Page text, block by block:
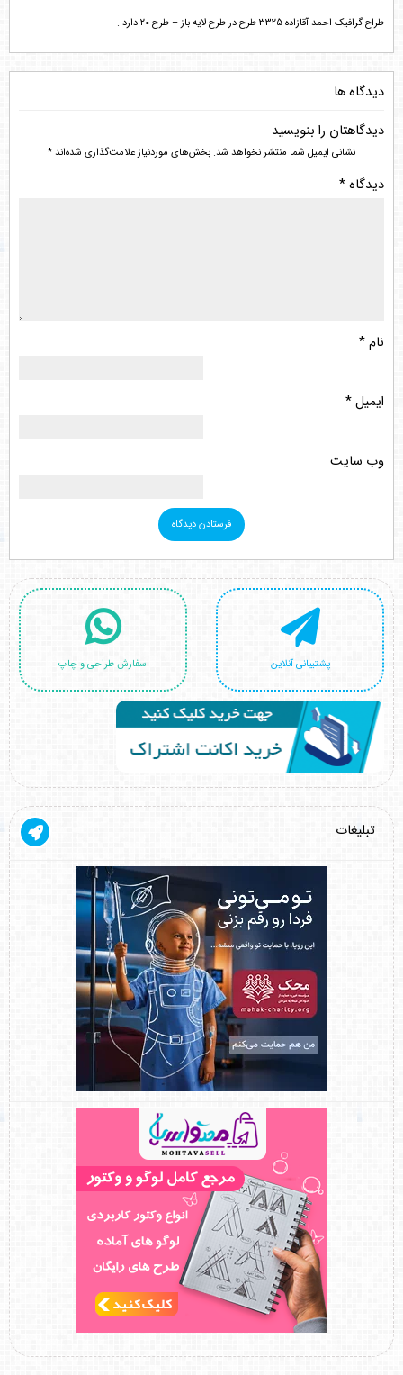
طراح گرافیک احمد آقازاده 3325 طرح در طرح لایه باز – طرح ۲۰ دارد .
دیدگاه ها
دیدگاهتان را بنویسید
نشانی ایمیل شما منتشر نخواهد شد. بخش‌های موردنیاز علامت‌گذاری شده‌اند*
دیدگاه*
نام*
ایمیل*
وب‌ سایت
پشتیبانی آنلاین سفارش طراحی و چاپ
تبلیغات